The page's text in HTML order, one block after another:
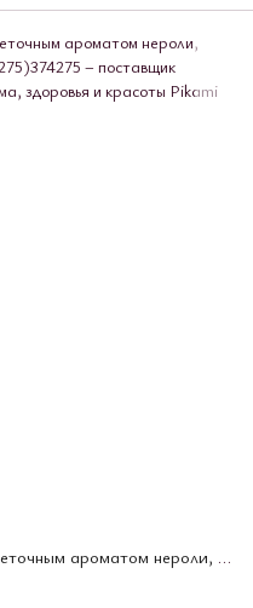
Кондиионер для белья с свежим цветочным ароматом нероли, Aroma Rich Claire, Lion, 1300мл (374275)